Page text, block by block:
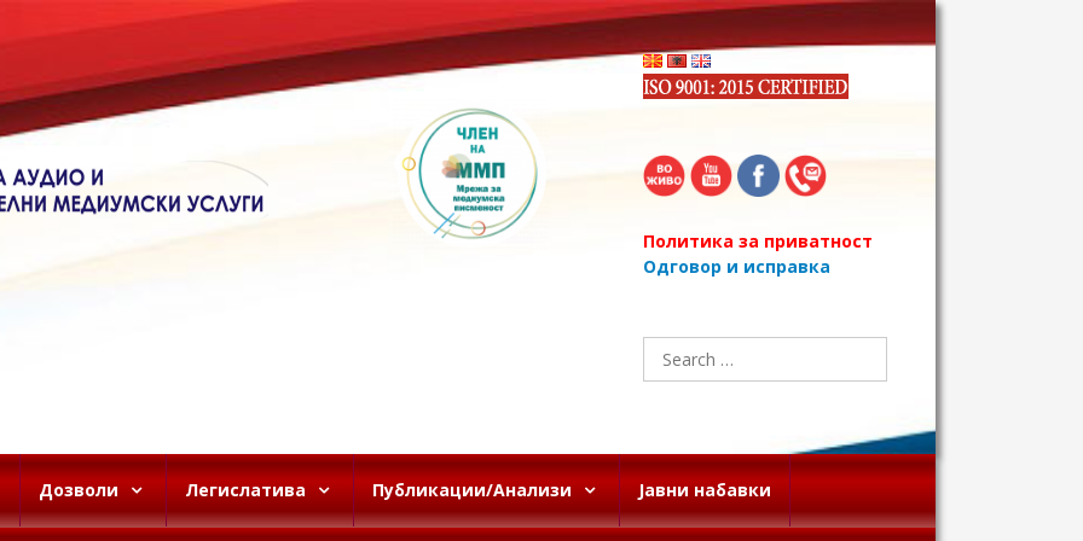
Политика за приватност
Одговор и исправка
Search
for:
Дозволи Легислатива Публикации/Анализи Јавни набавки